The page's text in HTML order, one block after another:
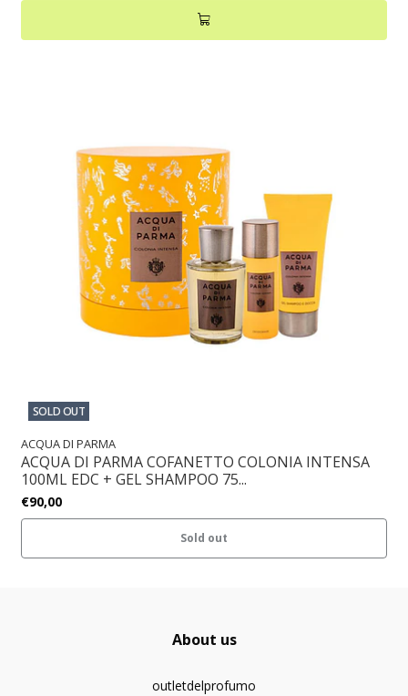
SOLD OUT
ACQUA DI PARMA
ACQUA DI PARMA COFANETTO COLONIA INTENSA
100ML EDC + GEL SHAMPOO 75...
€90,00
Sold out
About us
outletdelprofumo